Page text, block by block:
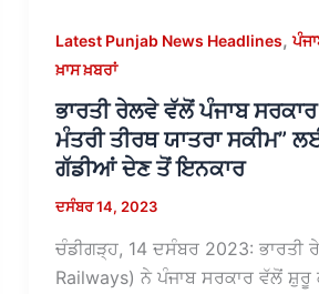
Latest Punjab News Headlines,
ਖ਼ਾਸ ਖ਼ਬਰਾਂ
ਭਾਰਤੀ ਰੇਲਵੇ ਵੱਲੋਂ ਪੰਜਾਬ
ਮੰਤਰੀ ਤੀਰਥ ਯਾਤਰਾ ਸਕੀਮ”
ਗੱਡੀਆਂ ਦੇਣ ਤੋਂ ਇਨਕਾਰ
ਦਸੰਬਰ 14, 2023
ਚੰਡੀਗੜ੍ਹ, 14 ਦਸੰਬਰ 2023: ਭਾਰਤੀ
Railways) ਨੇ ਪੰਜਾਬ ਸਰਕਾਰ ਵੱਲੋਂ ਸ਼ੁਰੂ